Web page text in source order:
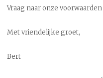
Vraag naar onze
Met vriendelijke groet,
Bert